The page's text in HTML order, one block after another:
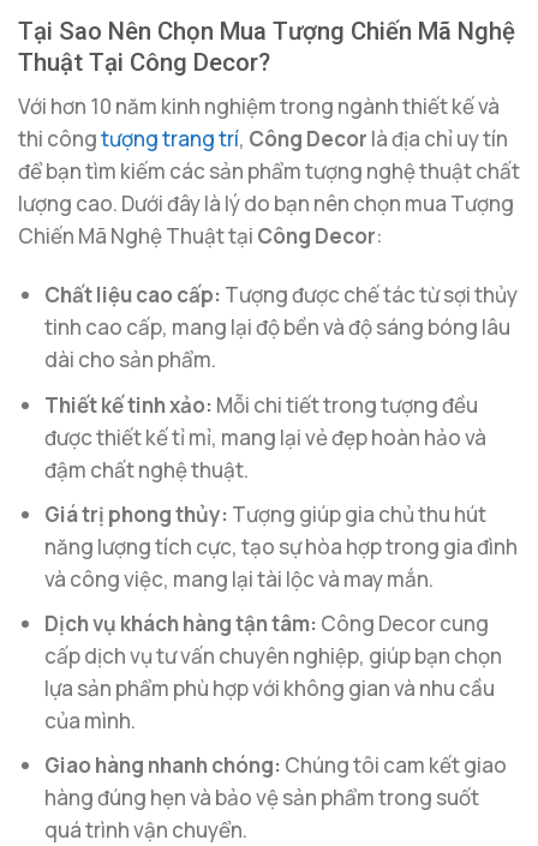
Tại Sao Nên Chọn Mua Tượng Chiến Mã Nghệ
Thuật Tại Công Decor?
Với hơn 10 năm kinh nghiệm trong ngành thiết kế và
thi côngtượng trang trí, Công Decor là địa chỉ uy tín
để bạn tìm kiếm các sản phẩm tượng nghệ thuật chất
lượng cao. Dưới đây là lý do bạn nên chọn mua Tượng
Chiến Mã Nghệ Thuật tại Công Decor:
Chất liệu cao cấp: Tượng được chế tác từ sợi thủy
tinh cao cấp, mang lại độ bền và độ sáng bóng lâu
dài cho sản phẩm.
Thiết kế tinh xảo: Mỗi chi tiết trong tượng đều
được thiết kế tỉ mỉ, mang lại vẻ đẹp hoàn hảo và
đậm chất nghệ thuật.
Giá trị phong thủy: Tượng giúp gia chủ thu hút
năng lượng tích cực, tạo sự hòa hợp trong gia đình
và công việc, mang lại tài lộc và may mắn.
Dịch vụ khách hàng tận tâm: Công Decor cung
cấp dịch vụ tư vấn chuyên nghiệp, giúp bạn chọn
lựa sản phẩm phù hợp với không gian và nhu cầu
của mình.
Giao hàng nhanh chóng: Chúng tôi cam kết giao
hàng đúng hẹn và bảo vệ sản phẩm trong suốt
quá trình vận chuyển.